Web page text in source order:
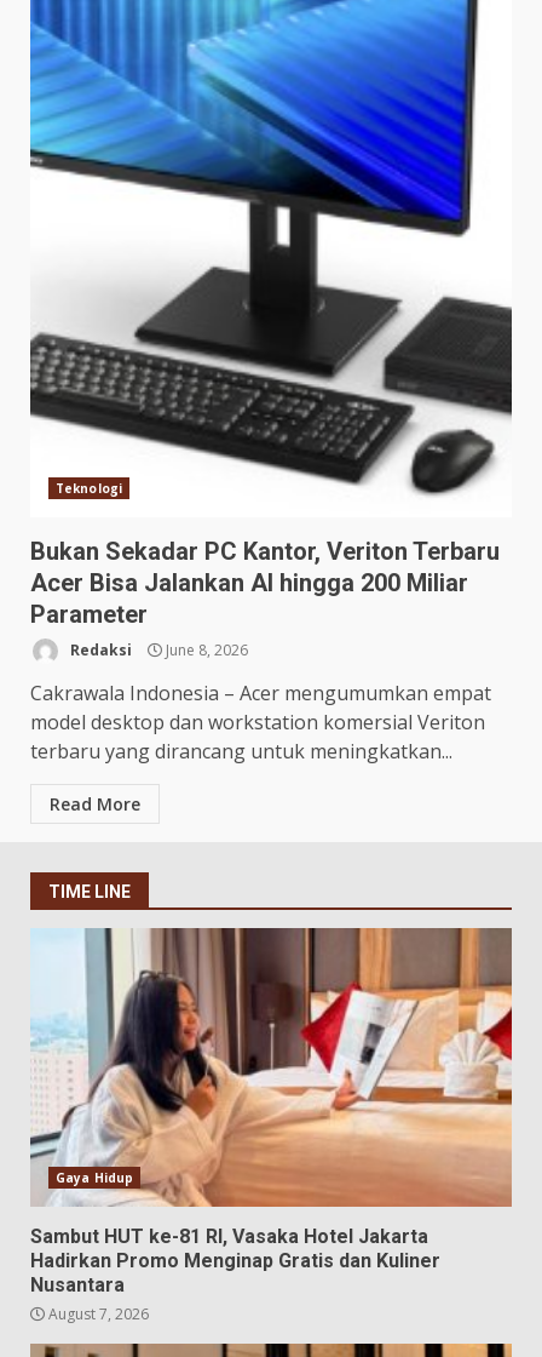
Teknologi
Bukan Sekadar PC Kantor, Veriton Terbaru
Acer Bisa Jalankan AI hingga 200 Miliar
Parameter
Redaksi June 8, 2026
Cakrawala Indonesia – Acer mengumumkan empat
model desktop dan workstation komersial Veriton
terbaru yang dirancang untuk meningkatkan...
Read More
TIME LINE
Gaya Hidup
Sambut HUT ke-81 RI, Vasaka Hotel Jakarta
Hadirkan Promo Menginap Gratis dan Kuliner
Nusantara
August 7, 2026